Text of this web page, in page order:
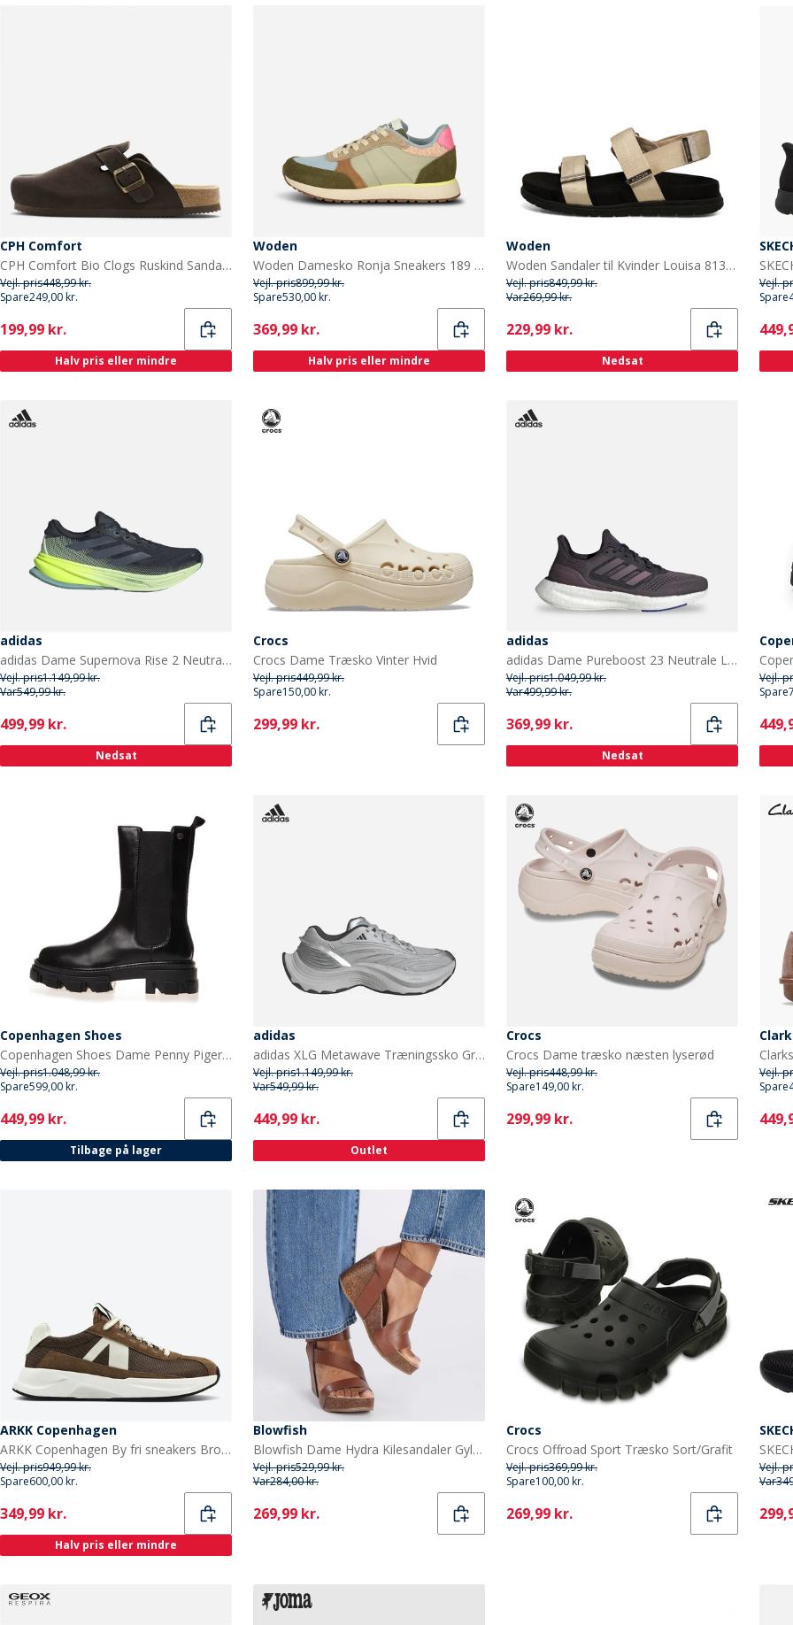
CPH Comfort
CPH Comfort Bio Clogs Ruskind Sandaler Dark Brown
Vejl. pris448,99 kr.
Spare249,00 kr.
Current
199,99 kr.
Halv pris eller mindre
Woden
Woden Damesko Ronja Sneakers 189 Stone Multi
Vejl. pris899,99 kr.
Spare530,00 kr.
Current
369,99 kr.
Halv pris eller mindre
Woden
Woden Sandaler til Kvinder Louisa 813 Elfenben
Vejl. pris849,99 kr.
Var269,99 kr.
Current
229,99 kr.
Nedsat
Vejl.
Spare
adidas
adidas Dame Supernova Rise 2 Neutrale Løbesko Aurora Ink/Preloved Ink/Semi Green Spark
Vejl. pris1.149,99 kr.
Var549,99 kr.
Current
499,99 kr.
Nedsat
Crocs
Crocs Dame Træsko Vinter Hvid
Vejl. pris449,99 kr.
Spare150,00 kr.
Current
299,99 kr.
adidas
adidas Dame Pureboost 23 Neutrale Løbesko Aurora Black/Aurora Metallic/Core Black
Vejl. pris1.049,99 kr.
Var499,99 kr.
Current
369,99 kr.
Nedsat
Vejl.
Spare
Copenhagen Shoes
Copenhagen Shoes Dame Penny Piger Støvler 001 Sort
Vejl. pris1.048,99 kr.
Spare599,00 kr.
Current
449,99 kr.
Tilbage på lager
adidas
adidas XLG Metawave Træningssko Grey Two/Carbon Silver/Silver Metallic
Vejl. pris1.149,99 kr.
Var549,99 kr.
Current
449,99 kr.
Outlet
Crocs
Crocs Dame træsko næsten lyserød
Vejl. pris448,99 kr.
Spare149,00 kr.
Current
299,99 kr.
Vejl.
Spare
ARKK Copenhagen
ARKK Copenhagen By fri sneakers Brown Tofu
Vejl. pris949,99 kr.
Spare600,00 kr.
Current
349,99 kr.
Halv pris eller mindre
Blowfish
Blowfish Dame Hydra Kilesandaler Gyldenbrun
Vejl. pris529,99 kr.
Var284,00 kr.
Current
269,99 kr.
Crocs
Crocs Offroad Sport Træsko Sort/Grafit
Vejl. pris369,99 kr.
Spare100,00 kr.
Current
269,99 kr.
Vejl.
Var